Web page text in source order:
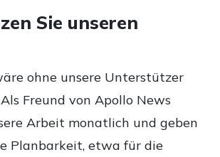
Sie unseren
ohne unsere Unterstützer
Freund von Apollo News
Arbeit monatlich und geben
Planbarkeit, etwa für die